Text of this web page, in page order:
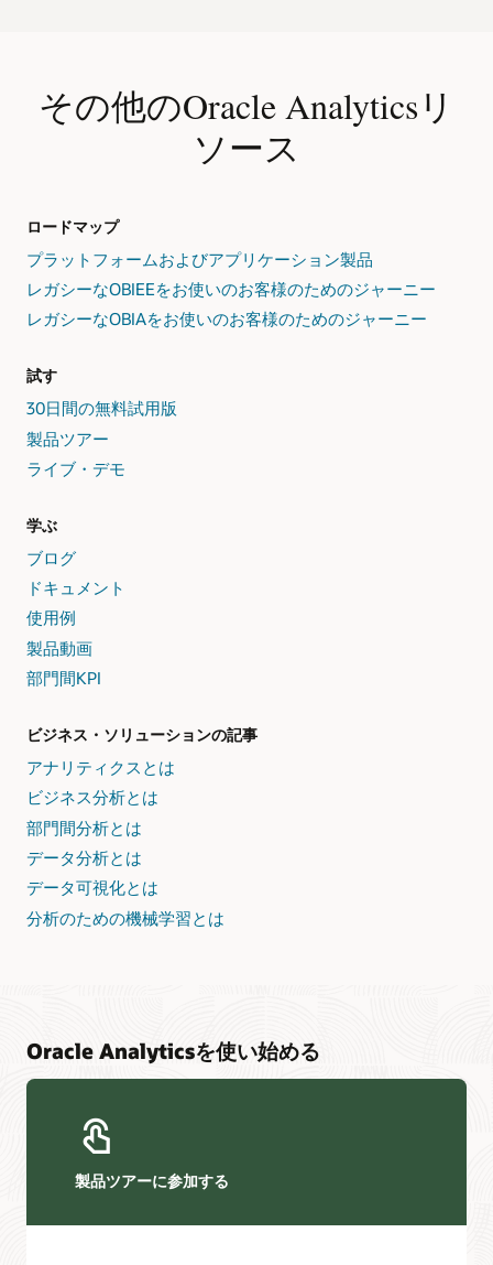
その他のOracle Analyticsリ
ソース
ロードマップ
プラットフォームおよびアプリケーション製品
レガシーなOBIEEをお使いのお客様のためのジャーニー
レガシーなOBIAをお使いのお客様のためのジャーニー
試す
30日間の無料試用版
製品ツアー
ライブ・デモ
学ぶ
ブログ
ドキュメント
使用例
製品動画
部門間KPI
ビジネス・ソリューションの記事
アナリティクスとは
ビジネス分析とは
部門間分析とは
データ分析とは
データ可視化とは
分析のための機械学習とは
Oracle Analyticsを使い始める
製品ツアーに参加する